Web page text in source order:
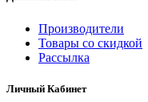
Производители
Товары со скидкой
Рассылка
Личный Кабинет